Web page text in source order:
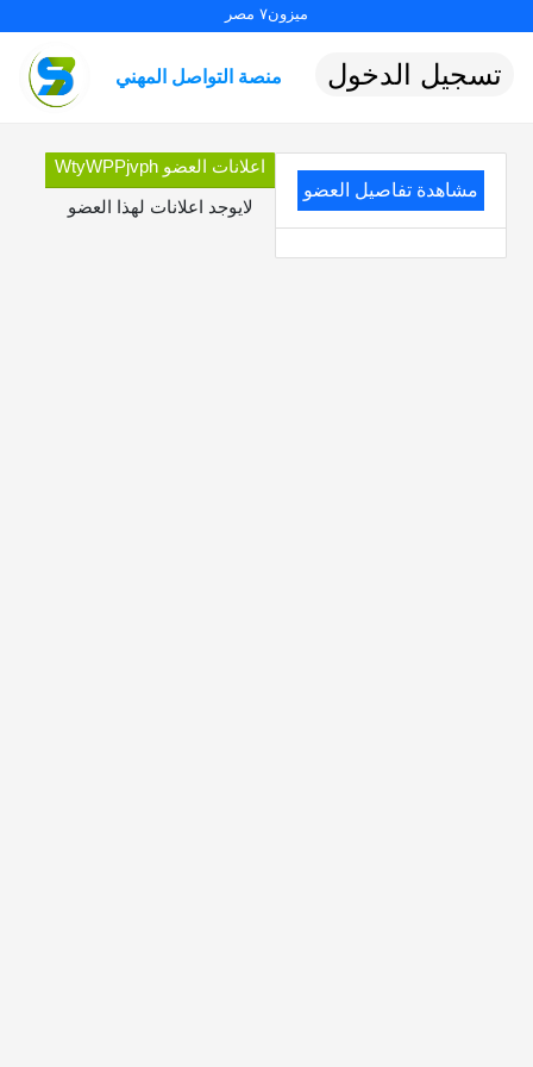
ميزون٧ مصر
منصة التواصل المهني تسجيل الدخول
مشاهدة تفاصيل العضو
اعلانات العضو WtyWPPjvph
لايوجد اعلانات لهذا العضو